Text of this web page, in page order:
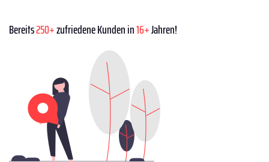
Bereits250+zufriedene Kunden in16+Jahren!